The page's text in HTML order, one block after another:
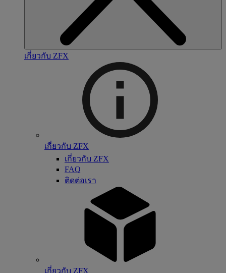
เกี่ยวกับ ZFX
เกี่ยวกับ ZFX
เกี่ยวกับ ZFX
FAQ
ติดต่อเรา
เกี่ยวกับ ZFX